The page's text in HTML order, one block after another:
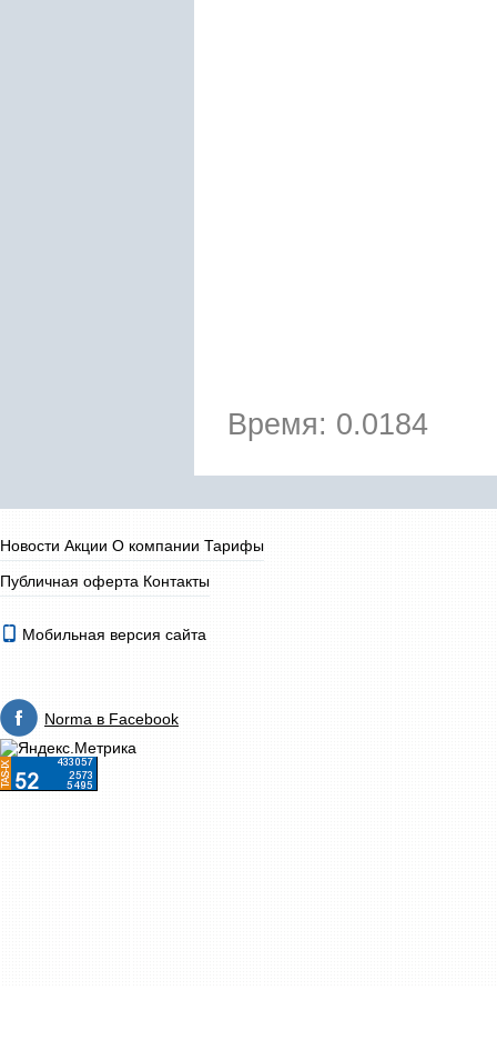
Время: 0.0184
Новости Акции О компании Тарифы
Публичная оферта Контакты
Мобильная версия сайта
Norma в Facebook